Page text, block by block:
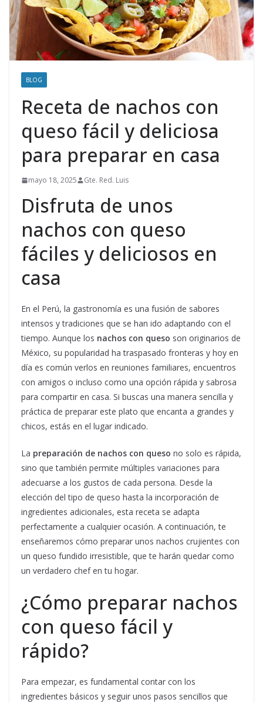
BLOG
Receta de nachos con
queso fácil y deliciosa
para preparar en casa
mayo 18, 2025 Gte. Red. Luis
Disfruta de unos
nachos con queso
fáciles y deliciosos en
casa
En el Perú, la gastronomía es una fusión de sabores
intensos y tradiciones que se han ido adaptando con el
tiempo. Aunque los nachos con queso son originarios de
México, su popularidad ha traspasado fronteras y hoy en
día es común verlos en reuniones familiares, encuentros
con amigos o incluso como una opción rápida y sabrosa
para compartir en casa. Si buscas una manera sencilla y
práctica de preparar este plato que encanta a grandes y
chicos, estás en el lugar indicado.
La preparación de nachos con queso no solo es rápida,
sino que también permite múltiples variaciones para
adecuarse a los gustos de cada persona. Desde la
elección del tipo de queso hasta la incorporación de
ingredientes adicionales, esta receta se adapta
perfectamente a cualquier ocasión. A continuación, te
enseñaremos cómo preparar unos nachos crujientes con
un queso fundido irresistible, que te harán quedar como
un verdadero chef en tu hogar.
¿Cómo preparar nachos
con queso fácil y
rápido?
Para empezar, es fundamental contar con los
ingredientes básicos y seguir unos pasos sencillos que